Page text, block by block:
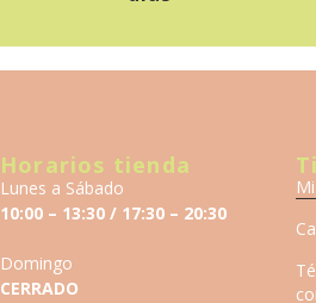
Horarios tienda
Lunes a Sábado
10:00 – 13:30 / 17:30 – 20:30
Domingo
CERRADO